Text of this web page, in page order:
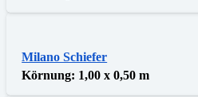
Milano Schiefer
Körnung: 1,00 x 0,50 m